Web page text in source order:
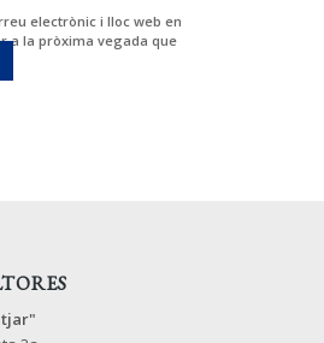
electrònic i lloc web en
a la pròxima vegada que